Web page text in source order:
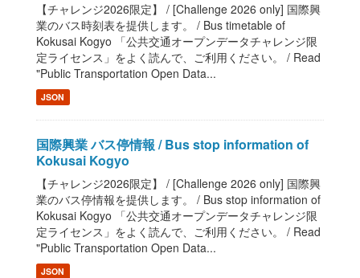
【チャレンジ2026限定】 / [Challenge 2026 only] 国際興
業のバス時刻表を提供します。 / Bus timetable of
Kokusai Kogyo 「公共交通オープンデータチャレンジ限
定ライセンス」をよく読んで、ご利用ください。 / Read
"Public Transportation Open Data...
JSON
国際興業 バス停情報 / Bus stop information of
Kokusai Kogyo
【チャレンジ2026限定】 / [Challenge 2026 only] 国際興
業のバス停情報を提供します。 / Bus stop information of
Kokusai Kogyo 「公共交通オープンデータチャレンジ限
定ライセンス」をよく読んで、ご利用ください。 / Read
"Public Transportation Open Data...
JSON